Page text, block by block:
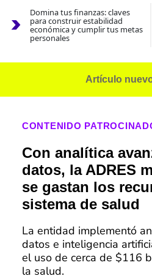
Domina tus finanzas: claves
para construir estabilidad
económica y cumplir tus metas
personales
Artículo
CONTENIDO
Con analítica
datos, la ADRES
se gastan los
sistema de salud
La entidad implementó
datos e inteligencia
el uso de cerca de $116
la salud.